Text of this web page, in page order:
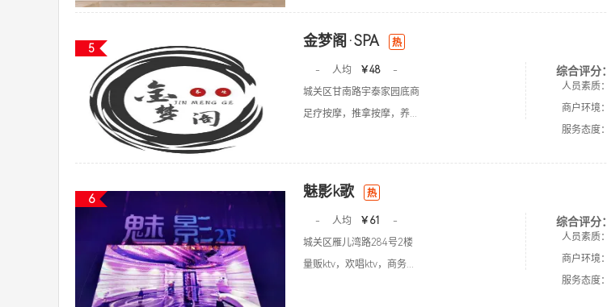
5 金梦阁·SPA 热
- 人均 ￥48
-
城关区甘南路宇泰家园底商
足疗按摩，推拿按摩，养...
综合评分：
人员素质：
商户环境：
服务态度：
6 魅影k歌 热
- 人均 ￥61
-
城关区雁儿湾路284号2楼
量贩ktv，欢唱ktv，商务...
综合评分：
人员素质：
商户环境：
服务态度：